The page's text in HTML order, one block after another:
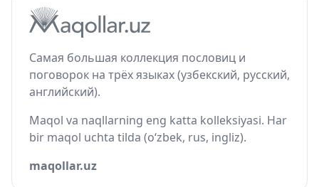
Самая большая коллекция пословиц и
поговорок на трёх языках (узбекский, русский,
английский).
Maqol va naqllarning eng katta kolleksiyasi. Har
bir maqol uchta tilda (o‘zbek, rus, ingliz).
maqollar.uz